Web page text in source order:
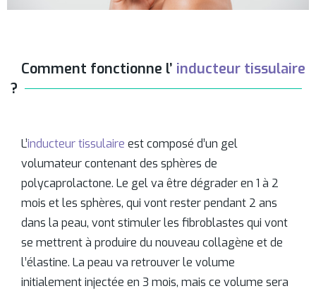
Comment fonctionne l’ inducteur tissulaire
?
L’inducteur tissulaire est composé d’un gel
volumateur contenant des sphères de
polycaprolactone. Le gel va être dégrader en 1 à 2
mois et les sphères, qui vont rester pendant 2 ans
dans la peau, vont stimuler les fibroblastes qui vont
se mettrent à produire du nouveau collagène et de
l’élastine. La peau va retrouver le volume
initialement injectée en 3 mois, mais ce volume sera